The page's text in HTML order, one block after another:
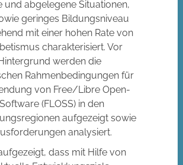
und abgelegene Situationen,
geringes Bildungsniveau
mit einer hohen Rate von
charakterisiert. Vor
werden die
Rahmenbedingungen für
von Free/Libre Open-
(FLOSS) in den
aufgezeigt sowie
analysiert.
dass mit Hilfe von